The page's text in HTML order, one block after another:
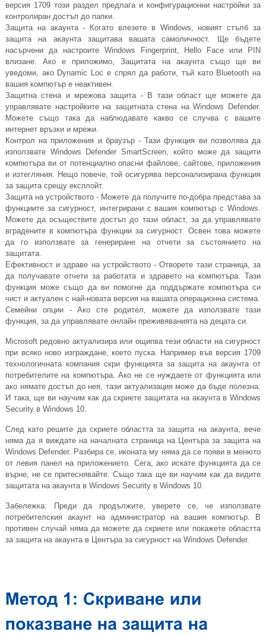
версия 1709 този раздел предлага и конфигурационни настройки за
контролиран достъп до папки.
Защита на акаунта - Когато влезете в Windows, новият стълб за
защита на акаунта защитава вашата самоличност. Ще бъдете
насърчени да настроите Windows Fingerprint, Hello Face или PIN
влизане. Ако е приложимо, Защитата на акаунта също ще ви
уведоми, ако Dynamic Loc е спрял да работи, тъй като Bluetooth на
вашия компютър е неактивен.
Защитна стена и мрежова защита - В тази област ще можете да
управлявате настройките на защитната стена на Windows Defender.
Можете също така да наблюдавате какво се случва с вашите
интернет връзки и мрежи.
Контрол на приложения и браузър - Тази функция ви позволява да
използвате Windows Defender SmartScreen, който може да защити
компютъра ви от потенциално опасни файлове, сайтове, приложения
и изтегляния. Нещо повече, той осигурява персонализирана функция
за защита срещу експлойт.
Защита на устройството - Можете да получите по-добра представа за
функциите за сигурност, интегрирани с вашия компютър с Windows.
Можете да осъществите достъп до тази област, за да управлявате
вградените в компютъра функции за сигурност. Освен това можете
да го използвате за генериране на отчети за състоянието на
защитата.
Ефективност и здраве на устройството - Отворете тази страница, за
да получавате отчети за работата и здравето на компютъра. Тази
функция може също да ви помогне да поддържате компютъра си
чист и актуален с най-новата версия на вашата операционна система.
Семейни опции - Ако сте родител, можете да използвате тази
функция, за да управлявате онлайн преживяванията на децата си.
Microsoft редовно актуализира или ощипва тези области на сигурност
при всяко ново изграждане, което пуска. Например във версия 1709
технологичната компания скри функцията за защита на акаунта от
потребителите на компютъра. Ако не се нуждаете от функцията или
ако нямате достъп до нея, тази актуализация може да бъде полезна.
И така, ще ви научим как да скриете защитата на акаунта в Windows
Security в Windows 10.
След като решите да скриете областта за защита на акаунта, вече
няма да я виждате на началната страница на Центъра за защита на
Windows Defender. Разбира се, иконата му няма да се появи в менюто
от левия панел на приложението. Сега, ако искате функцията да се
върне, не се притеснявайте. Също така ще ви научим как да видите
защитата на акаунта в Windows Security в Windows 10.
Забележка: Преди да продължите, уверете се, че използвате
потребителския акаунт на администратор на вашия компютър. В
противен случай няма да можете да скриете или покажете областта
за защита на акаунта в Центъра за сигурност на Windows Defender.